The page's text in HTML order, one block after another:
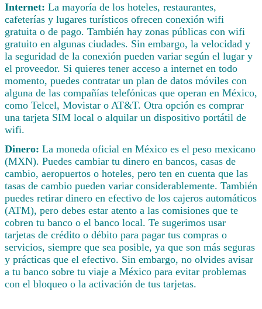
Internet: La mayoría de los hoteles, restaurantes,
cafeterías y lugares turísticos ofrecen conexión wifi
gratuita o de pago. También hay zonas públicas con wifi
gratuito en algunas ciudades. Sin embargo, la velocidad y
la seguridad de la conexión pueden variar según el lugar y
el proveedor. Si quieres tener acceso a internet en todo
momento, puedes contratar un plan de datos móviles con
alguna de las compañías telefónicas que operan en México,
como Telcel, Movistar o AT&T. Otra opción es comprar
una tarjeta SIM local o alquilar un dispositivo portátil de
wifi.
Dinero: La moneda oficial en México es el peso mexicano
(MXN). Puedes cambiar tu dinero en bancos, casas de
cambio, aeropuertos o hoteles, pero ten en cuenta que las
tasas de cambio pueden variar considerablemente. También
puedes retirar dinero en efectivo de los cajeros automáticos
(ATM), pero debes estar atento a las comisiones que te
cobren tu banco o el banco local. Te sugerimos usar
tarjetas de crédito o débito para pagar tus compras o
servicios, siempre que sea posible, ya que son más seguras
y prácticas que el efectivo. Sin embargo, no olvides avisar
a tu banco sobre tu viaje a México para evitar problemas
con el bloqueo o la activación de tus tarjetas.